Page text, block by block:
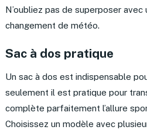
N’oubliez pas de superposer
changement de météo.
Sac à dos pratique
Un sac à dos est indispensable
seulement il est pratique pour
complète parfaitement l’allure
Choisissez un modèle avec